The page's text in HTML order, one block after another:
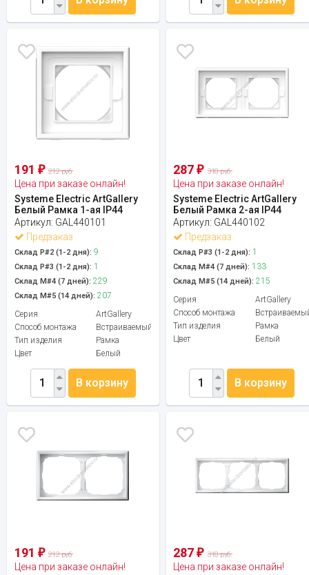
191 ₽ 212 руб.
Цена при заказе онлайн!
Systeme Electric ArtGallery
Белый Рамка 1-ая IP44
Артикул: GAL440101
Предзаказ
Склад Р#2 (1-2 дня): 9
Склад Р#3 (1-2 дня): 1
Склад М#4 (7 дней): 229
Склад М#5 (14 дней): 207
Серия
ArtGallery
Способ монтажа
Встраиваемый
Тип изделия
Рамка
Цвет
Белый
В корзину
287₽ 318 руб.
Цена при заказе онлайн!
Systeme Electric ArtGallery
Белый Рамка 2-ая IP44
Артикул: GAL440102
Предзаказ
Склад Р#3 (1-2 дня): 1
Склад М#4 (7 дней): 133
Склад М#5 (14 дней): 215
Серия
ArtGallery
Способ монтажа
Тип изделия
Рамка
Цвет
Белый
В корзину
191 ₽ 212 руб.
Цена при заказе онлайн!
287₽ 318 руб.
Цена при заказе онлайн!